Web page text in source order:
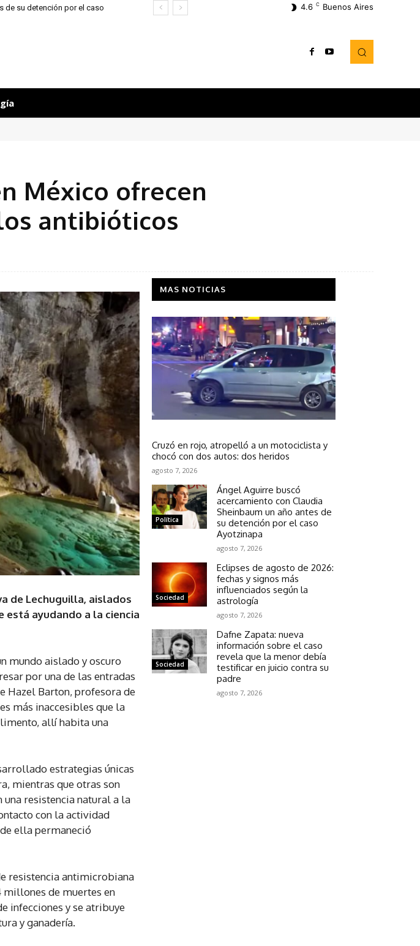
de su detención por el caso
4.6 C Buenos Aires
México ofrecen
antibióticos
de Lechuguilla, aislados
ayudando a la ciencia
mundo aislado y oscuro
por una de las entradas
Hazel Barton, profesora de
más inaccesibles que la
allí habita una
estrategias únicas
mientras que otras son
resistencia natural a la
con la actividad
ella permaneció
resistencia antimicrobiana
millones de muertes en
infecciones y se atribuye
y ganadería.
MAS NOTICIAS
Cruzó en rojo, atropelló a un motociclista y
chocó con dos autos: dos heridos
agosto 7, 2026
Política
Ángel Aguirre buscó
acercamiento con Claudia
Sheinbaum un año antes de
su detención por el caso
Ayotzinapa
agosto 7, 2026
Sociedad
Eclipses de agosto de 2026:
fechas y signos más
influenciados según la
astrología
agosto 7, 2026
Sociedad
Dafne Zapata: nueva
información sobre el caso
revela que la menor debía
testificar en juicio contra su
padre
agosto 7, 2026